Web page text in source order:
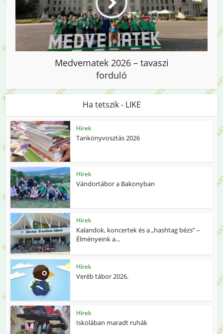
Medvematek 2026 – tavaszi
forduló
Ha tetszik - LIKE
Hírek
Tankönyvosztás 2026
Hírek
Vándortábor a Bakonyban
Hírek
Kalandok, koncertek és a „hashtag bézs” –
Élményeink a...
Hírek
Veréb tábor 2026.
Hírek
Iskolában maradt ruhák